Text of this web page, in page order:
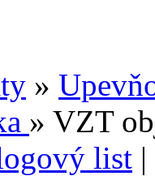
»
» VZT
list |